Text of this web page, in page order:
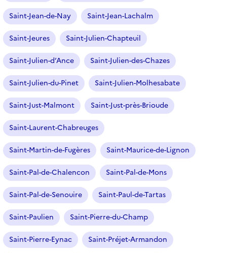
Saint-Jean-de-Nay Saint-Jean-Lachalm
Saint-Jeures Saint-Julien-Chapteuil
Saint-Julien-d’Ance Saint-Julien-des-Chazes
Saint-Julien-du-Pinet Saint-Julien-Molhesabate
Saint-Just-Malmont Saint-Just-près-Brioude
Saint-Laurent-Chabreuges
Saint-Martin-de-Fugères Saint-Maurice-de-Lignon
Saint-Pal-de-Chalencon Saint-Pal-de-Mons
Saint-Pal-de-Senouire Saint-Paul-de-Tartas
Saint-Paulien Saint-Pierre-du-Champ
Saint-Pierre-Eynac Saint-Préjet-Armandon